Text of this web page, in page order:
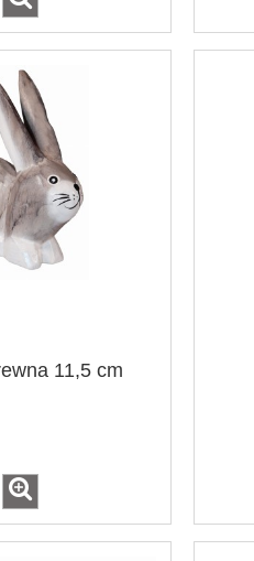
16 cm / 4
11,5 cm